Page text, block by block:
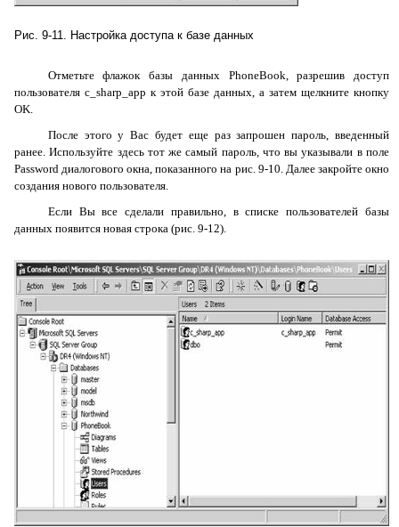
Рис. 9-11. Настройка доступа к базе данных
Отметьте флажок базы данных PhoneBook, разрешив доступ
пользователя c sharp app к этой базе данных, а затем щелкните кнопку
OK.
После этого у Вас будет еще раз запрошен пароль, введенный
ранее. Используйте здесь тот же самый пароль, что вы указывали в поле
Password диалогового окна, показанного на рис. 9-10. Далее закройте окно
создания нового пользователя.
Если Вы все сделали правильно, в списке пользователей базы
данных появится новая строка (рис. 9-12).